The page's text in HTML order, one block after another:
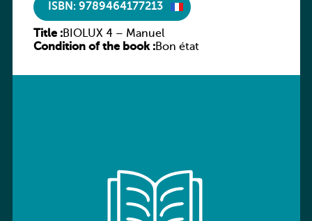
ISBN: 9789464177213
Title :BIOLUX 4 – Manuel
Condition of the book :Bon état